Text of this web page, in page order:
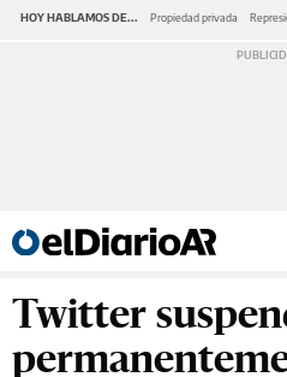
HOY HABLAMOS DE... Propiedad privada
Twitter